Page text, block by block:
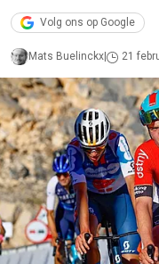
Volg ons op Google
Mats Buelinckx 21